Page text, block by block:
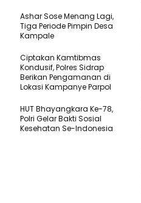
Ashar Sose Menang Lagi,
Tiga Periode Pimpin Desa
Kampale
Ciptakan Kamtibmas
Kondusif, Polres Sidrap
Berikan Pengamanan di
Lokasi Kampanye Parpol
HUT Bhayangkara Ke-78,
Polri Gelar Bakti Sosial
Kesehatan Se-Indonesia